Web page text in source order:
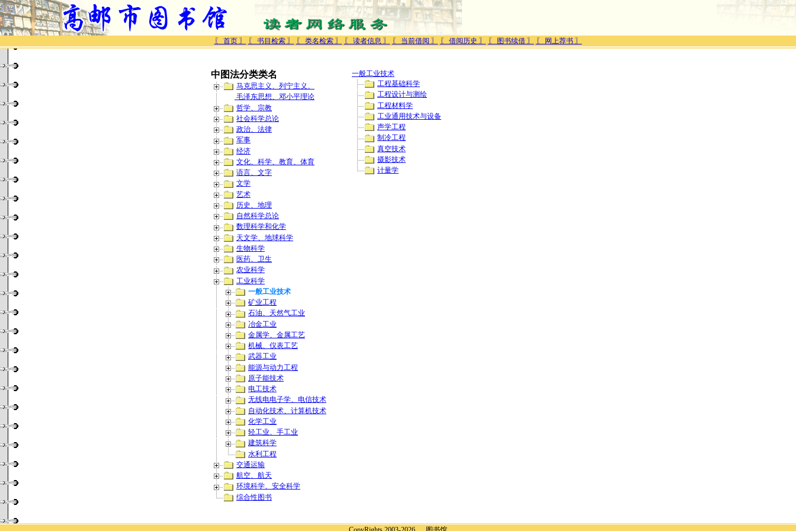
〖 首页 〗 〖 书目检索 〗 〖 类名检索 〗 〖 读者信息 〗 〖 当前借阅 〗 〖 借阅历史 〗 〖 图书续借 〗 〖 网上荐书 〗
中图法分类类名
马克思主义、列宁主义、
毛泽东思想、邓小平理论
哲学、宗教
社会科学总论
政治、法律
军事
经济
文化、科学、教育、体育
语言、文字
文学
艺术
历史、地理
自然科学总论
数理科学和化学
天文学、地球科学
生物科学
医药、卫生
农业科学
工业科学
一般工业技术
矿业工程
石油、天然气工业
冶金工业
金属学、金属工艺
机械、仪表工艺
武器工业
能源与动力工程
原子能技术
电工技术
无线电电子学、电信技术
自动化技术、计算机技术
化学工业
轻工业、手工业
建筑科学
水利工程
交通运输
航空、航天
环境科学、安全科学
综合性图书
一般工业技术
工程基础科学
工程设计与测绘
工程材料学
工业通用技术与设备
声学工程
制冷工程
真空技术
摄影技术
计量学